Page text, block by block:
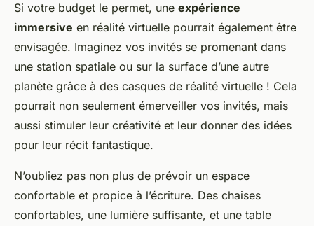
Si votre budget le permet, une expérience
immersive en réalité virtuelle pourrait également être
envisagée. Imaginez vos invités se promenant dans
une station spatiale ou sur la surface d’une autre
planète grâce à des casques de réalité virtuelle ! Cela
pourrait non seulement émerveiller vos invités, mais
aussi stimuler leur créativité et leur donner des idées
pour leur récit fantastique.
N’oubliez pas non plus de prévoir un espace
confortable et propice à l’écriture. Des chaises
confortables, une lumière suffisante, et une table